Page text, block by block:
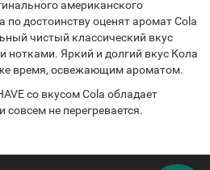
американского
по достоинству оценят аромат Cola
чистый классический вкус
нотками. Яркий и долгий вкус Кола
время, освежающим ароматом.
со вкусом Cola обладает
совсем не перегревается.